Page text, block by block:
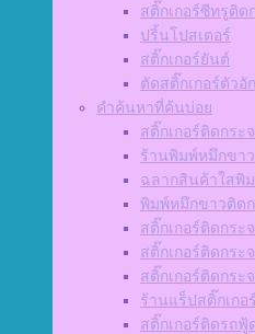
สติ๊กเกอร์ซีทรูติด
ปริ้นโปสเตอร์
สติ๊กเกอร์ยันต์
ตัดสติ๊กเกอร์ตัวอั
คำค้นหาที่ค้นบ่อย
สติ๊กเกอร์ติดกระ
ร้านพิมพ์หมึกขาว
ฉลากสินค้าใสพิ
พิมพ์หมึกขาวติด
สติ๊กเกอร์ติดกระ
สติ๊กเกอร์ติดกระ
สติ๊กเกอร์ติดกระ
ร้านแร็ปสติ๊กเกอร์
สติ๊กเกอร์ติดรถฟู้